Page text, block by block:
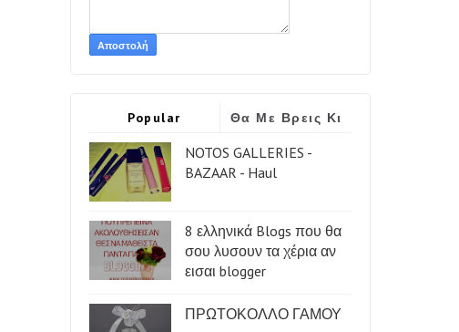
Popular
Θα Με Βρεις Κι
Εδώ
NOTOS GALLERIES -
BAZAAR - Haul
8 ελληνικά Blogs που θα
σου λυσουν τα χέρια αν
εισαι blogger
ΠΡΩΤΟΚΟΛΛΟ ΓΑΜΟΥ